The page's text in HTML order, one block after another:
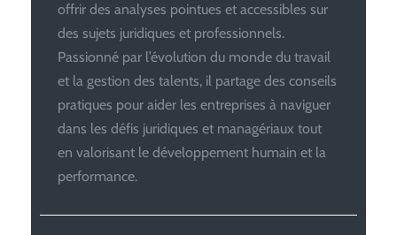
offrir des analyses pointues et accessibles sur
des sujets juridiques et professionnels.
Passionné par l’évolution du monde du travail
et la gestion des talents, il partage des conseils
pratiques pour aider les entreprises à naviguer
dans les défis juridiques et managériaux tout
en valorisant le développement humain et la
performance.